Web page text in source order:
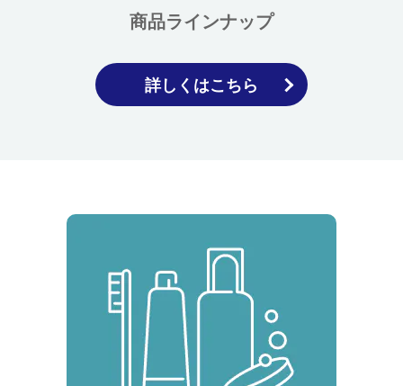
商品ラインナップ
詳しくはこちら